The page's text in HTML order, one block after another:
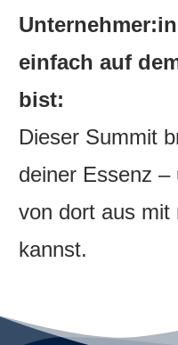
einfach auf
bist:
Dieser Summit
deiner Essenz –
von dort aus mit
kannst.